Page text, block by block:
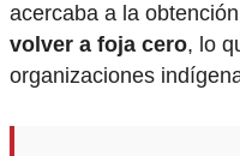
acercaba a la
volver a foja cero, lo
organizaciones